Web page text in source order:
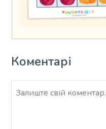
Коментарі